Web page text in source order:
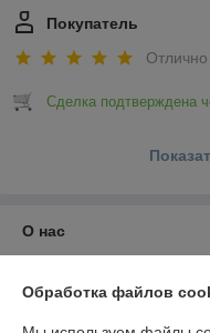
Покупатель
Отлично
Сделка подтверждена
О нас
Контакты
Обработка файлов